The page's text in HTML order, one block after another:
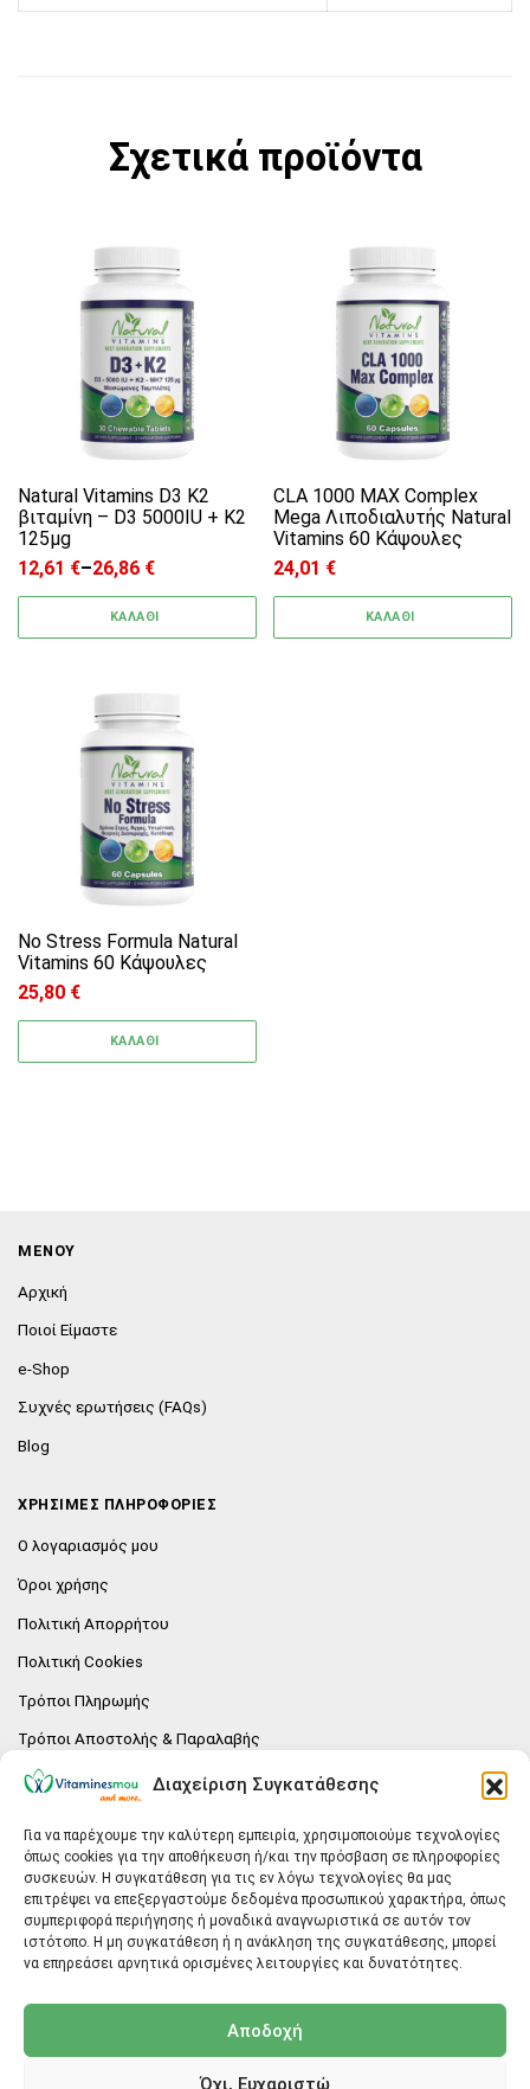
Διαχείριση Συγκατάθεσης
Για να παρέχουμε την καλύτερη εμπειρία, χρησιμοποιούμε τεχνολογίες
όπως cookies για την αποθήκευση ή/και την πρόσβαση σε πληροφορίες
συσκευών. Η συγκατάθεση για τις εν λόγω τεχνολογίες θα μας
επιτρέψει να επεξεργαστούμε δεδομένα προσωπικού χαρακτήρα, όπως
συμπεριφορά περιήγησης ή μοναδικά αναγνωριστικά σε αυτόν τον
ιστότοπο. Η μη συγκατάθεση ή η ανάκληση της συγκατάθεσης, μπορεί
να επηρεάσει αρνητικά ορισμένες λειτουργίες και δυνατότητες.
Αποδοχή
Όχι, Ευχαριστώ
Σχετικά προϊόντα
Natural Vitamins D3 K2
βιταμίνη – D3 5000IU + K2
125μg
12,61 €–26,86 €
Price range: 12,61 € through 26,86 €
ΚΑΛΑΘΙ
Αυτό το προϊόν έχει πολλαπλές
CLA 1000 MAX Complex
Mega Λιποδιαλυτής Natural
Vitamins 60 Κάψουλες
24,01 €
ΚΑΛΑΘΙ
No Stress Formula Natural
Vitamins 60 Κάψουλες
25,80 €
ΚΑΛΑΘΙ
ΜΕΝΟΥ
Αρχική
Ποιοί Είμαστε
e-Shop
Συχνές ερωτήσεις (FAQs)
Blog
ΧΡΗΣΙΜΕΣ ΠΛΗΡΟΦΟΡΙΕΣ
Ο λογαριασμός μου
Όροι χρήσης
Πολιτική Απορρήτου
Πολιτική Cookies
Τρόποι Πληρωμής
Τρόποι Αποστολής & Παραλαβής
Πολιτική επιστροφών
E-SHOP
Vitaminesmou.gr.
Άγιος Δημήτριος T.K.17236
Αττική